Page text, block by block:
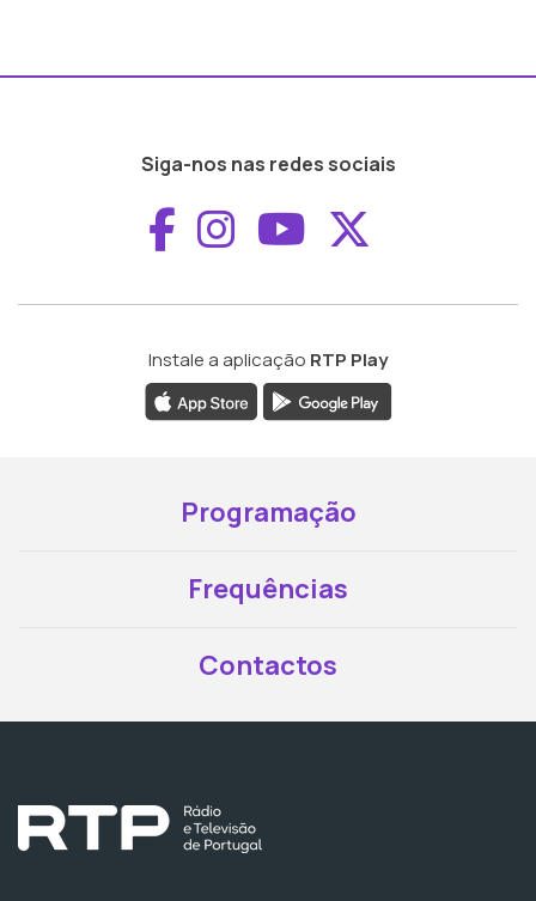
Siga-nos nas redes sociais
Aceder ao
Aceder ao
Aceder ao
Instale a aplicação RTP Play
Programação
Frequências
Contactos